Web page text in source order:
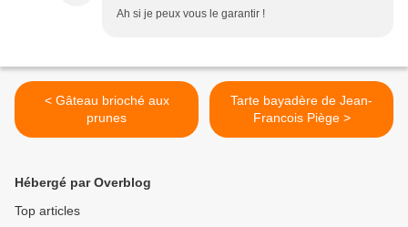
Ah si je peux vous le garantir !
< Gâteau brioché aux
prunes
Tarte bayadère de Jean-
Francois Piège >
Hébergé par Overblog
Top articles